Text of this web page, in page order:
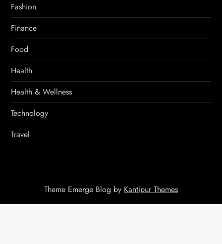
Fashion
Finance
Food
Health
Health & Wellness
Technology
Travel
Theme Emerge Blog by Kantipur Themes